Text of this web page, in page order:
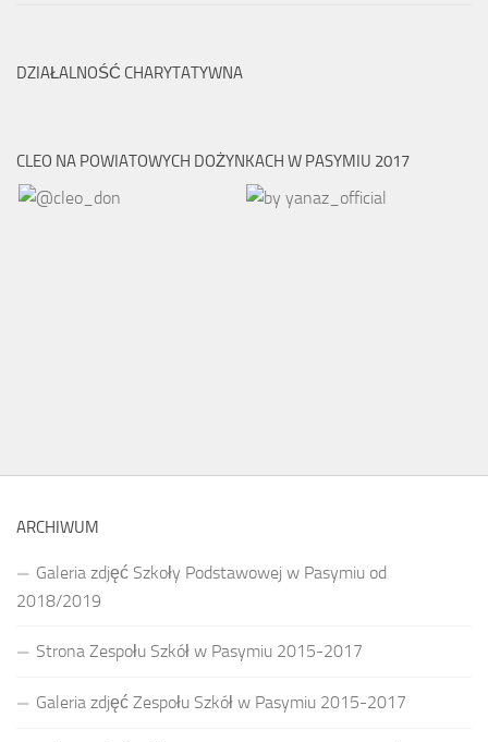
DZIAŁALNOŚĆ CHARYTATYWNA
CLEO NA POWIATOWYCH DOŻYNKACH W PASYMIU 2017
ARCHIWUM
Galeria zdjęć Szkoły Podstawowej w Pasymiu od
2018/2019
Strona Zespołu Szkół w Pasymiu 2015-2017
Galeria zdjęć Zespołu Szkół w Pasymiu 2015-2017